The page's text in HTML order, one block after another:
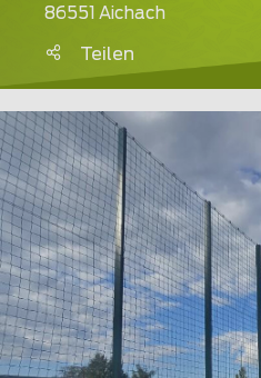
86551 Aichach
Teilen